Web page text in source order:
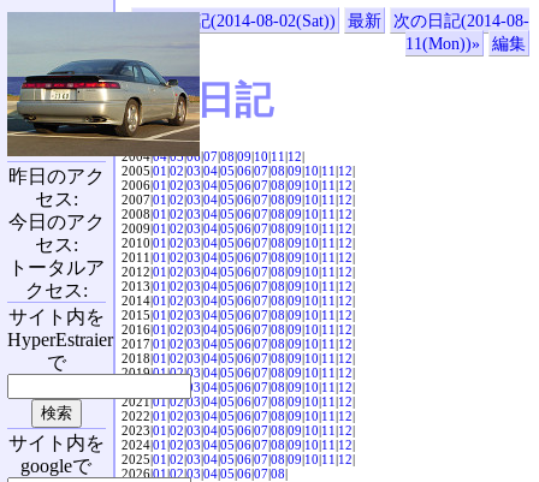
«前の日記(2014-08-02(Sat)) 最新
次の日記(2014-08-
11(Mon))»
編集
SVX日記
2004|04|05|06|07|08|09|10|11|12|
2005|01|02|03|04|05|06|07|08|09|10|11|12|
2006|01|02|03|04|05|06|07|08|09|10|11|12|
2007|01|02|03|04|05|06|07|08|09|10|11|12|
2008|01|02|03|04|05|06|07|08|09|10|11|12|
2009|01|02|03|04|05|06|07|08|09|10|11|12|
2010|01|02|03|04|05|06|07|08|09|10|11|12|
2011|01|02|03|04|05|06|07|08|09|10|11|12|
2012|01|02|03|04|05|06|07|08|09|10|11|12|
2013|01|02|03|04|05|06|07|08|09|10|11|12|
2014|01|02|03|04|05|06|07|08|09|10|11|12|
2015|01|02|03|04|05|06|07|08|09|10|11|12|
2016|01|02|03|04|05|06|07|08|09|10|11|12|
2017|01|02|03|04|05|06|07|08|09|10|11|12|
2018|01|02|03|04|05|06|07|08|09|10|11|12|
2019|01|02|03|04|05|06|07|08|09|10|11|12|
03|04|05|06|07|08|09|10|11|12|
2021|01|02|03|04|05|06|07|08|09|10|11|12|
2022|01|02|03|04|05|06|07|08|09|10|11|12|
2023|01|02|03|04|05|06|07|08|09|10|11|12|
2024|01|02|03|04|05|06|07|08|09|10|11|12|
2025|01|02|03|04|05|06|07|08|09|10|11|12|
2026|01|02|03|04|05|06|07|08|
昨日のアク
セス:
今日のアク
セス:
トータルア
クセス:
サイト内を
HyperEstraier
で
サイト内を
googleで